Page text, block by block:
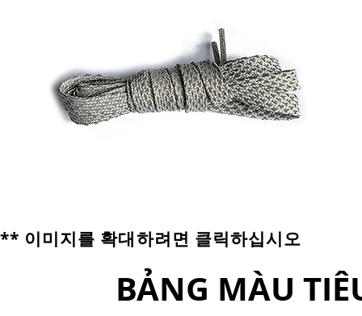
** 이미지를 확대하려면 클릭하십시오
BẢNG MÀU